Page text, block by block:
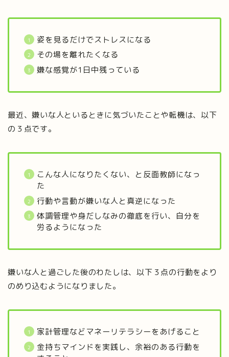
姿を見るだけでストレスになる
その場を離れたくなる
嫌な感覚が1日中残っている
最近、嫌いな人といるときに気づいたことや転機は、以下
の３点です。
こんな人になりたくない、と反面教師になっ
た
行動や言動が嫌いな人と真逆になった
体調管理や身だしなみの徹底を行い、自分を
労るようになった
嫌いな人と過ごした後のわたしは、以下３点の行動をより
のめり込むようになりました。
家計管理などマネーリテラシーをあげること
金持ちマインドを実践し、余裕のある行動を